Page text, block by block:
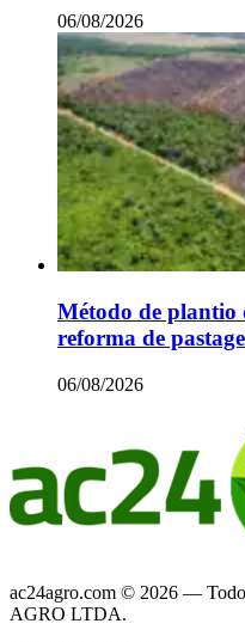
06/08/2026
Método de plantio
reforma de
06/08/2026
ac24agro.com © 2026 —
AGRO LTDA.